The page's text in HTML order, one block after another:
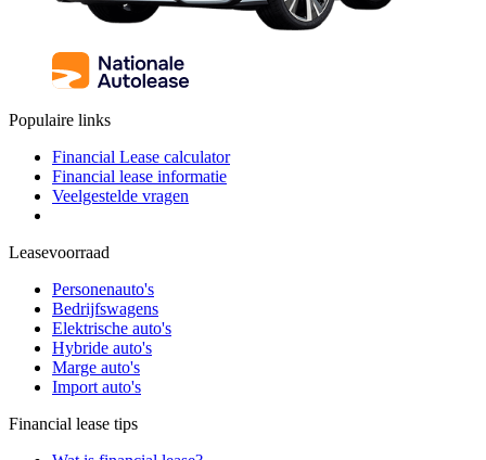
Populaire links
Financial Lease calculator
Financial lease informatie
Veelgestelde vragen
Leasevoorraad
Personenauto's
Bedrijfswagens
Elektrische auto's
Hybride auto's
Marge auto's
Import auto's
Financial lease tips